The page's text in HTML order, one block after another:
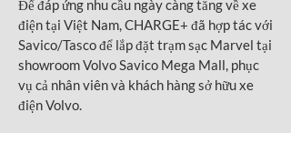
Để đáp ứng nhu cầu ngày càng tăng về xe
điện tại Việt Nam, CHARGE+ đã hợp tác với
Savico/Tasco để lắp đặt trạm sạc Marvel tại
showroom Volvo Savico Mega Mall, phục
vụ cả nhân viên và khách hàng sở hữu xe
điện Volvo.